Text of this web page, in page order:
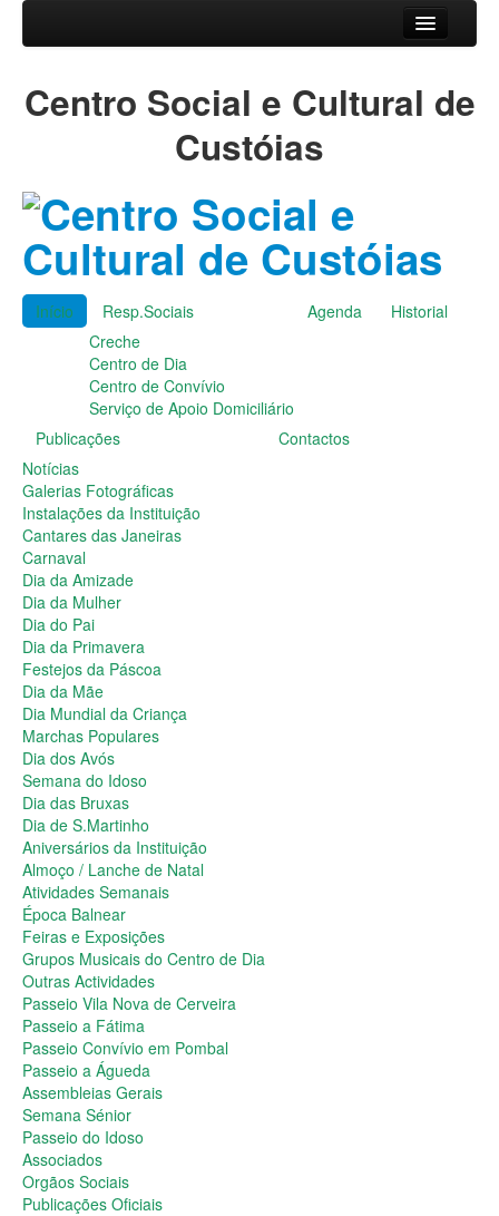
Resp.Sociais
Serviço de Apoio Domiciliário
Agenda
Historial
Publicações
Notícias
Galerias Fotográficas
Instalações da Instituição
Cantares das Janeiras
Dia da Amizade
Dia da Mulher
Dia do Pai
Dia da Primavera
Festejos da Páscoa
Dia da Mãe
Dia Mundial da Criança
Marchas Populares
Dia dos Avós
Semana do Idoso
Dia das Bruxas
Dia de S.Martinho
Aniversários da Instituição
Almoço / Lanche de Natal
Atividades Semanais
Época Balnear
Feiras e Exposições
Grupos Musicais do Centro de Dia
Outras Actividades
Passeio Vila Nova de Cerveira
Passeio a Fátima
Passeio Convívio em Pombal
Passeio a Águeda
Assembleias Gerais
Semana Sénior
Passeio do Idoso
Associados
Orgãos Sociais
Publicações Oficiais
Contactos
Centro Social e Cultural de
Custóias
Início
Resp.Sociais
Creche
Centro de Dia
Centro de Convívio
Serviço de Apoio Domiciliário
Agenda Historial
Publicações
Notícias
Galerias Fotográficas
Instalações da Instituição
Cantares das Janeiras
Carnaval
Dia da Amizade
Dia da Mulher
Dia do Pai
Dia da Primavera
Festejos da Páscoa
Dia da Mãe
Dia Mundial da Criança
Marchas Populares
Dia dos Avós
Semana do Idoso
Dia das Bruxas
Dia de S.Martinho
Aniversários da Instituição
Almoço / Lanche de Natal
Atividades Semanais
Época Balnear
Feiras e Exposições
Grupos Musicais do Centro de Dia
Outras Actividades
Passeio Vila Nova de Cerveira
Passeio a Fátima
Passeio Convívio em Pombal
Passeio a Águeda
Assembleias Gerais
Semana Sénior
Passeio do Idoso
Associados
Orgãos Sociais
Publicações Oficiais
Contactos